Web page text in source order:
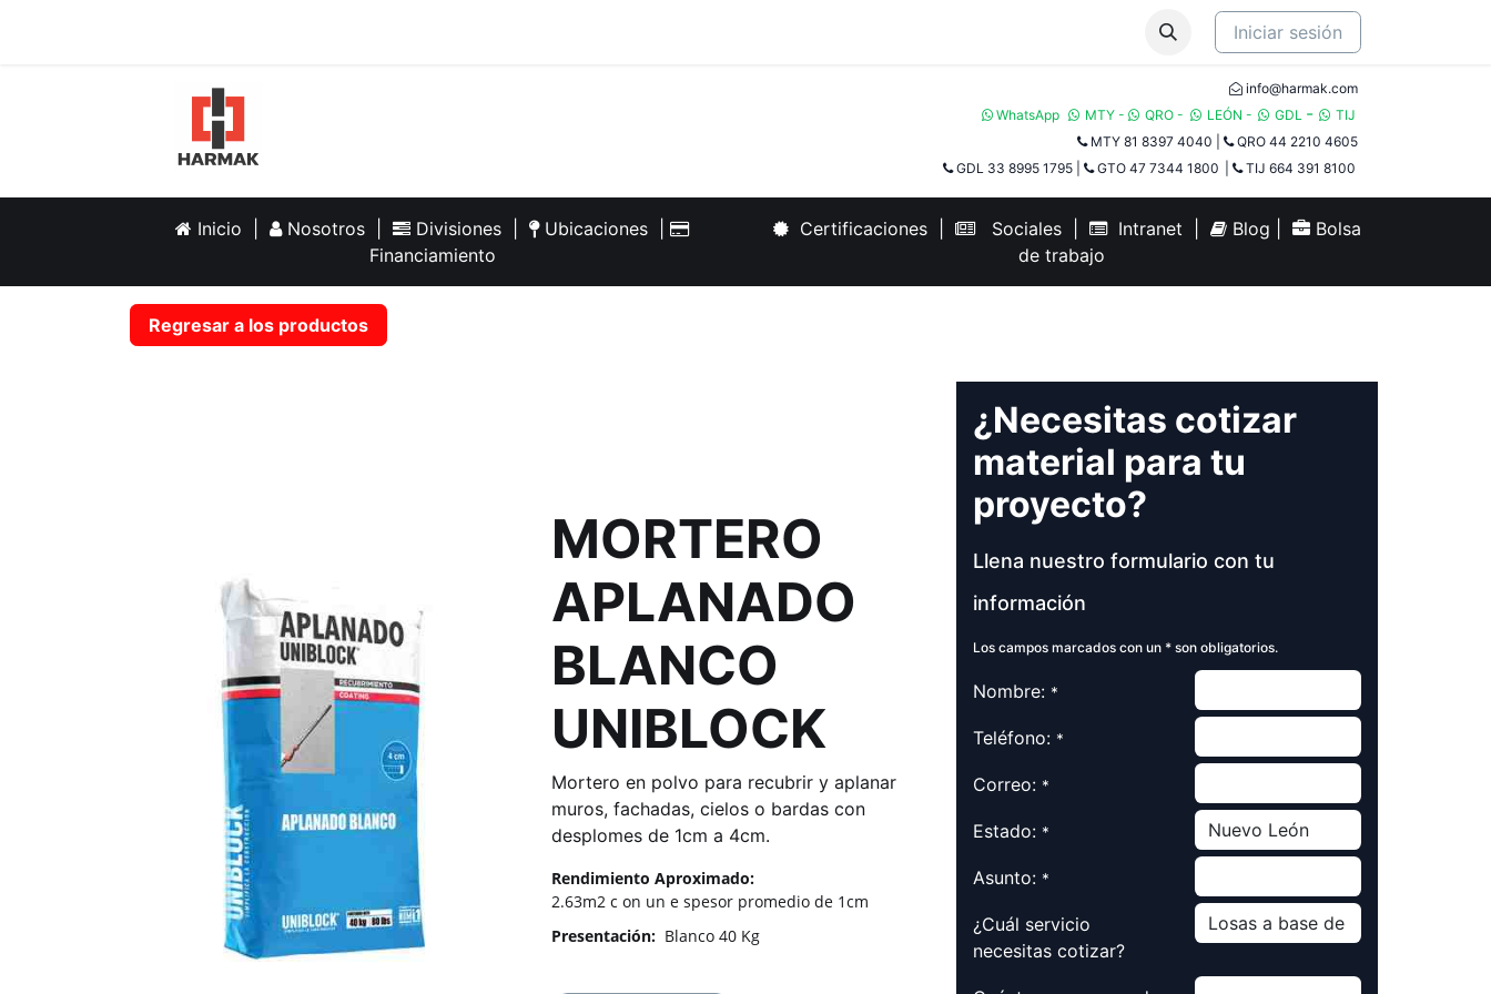
Iniciar sesión
info@harmak.com
WhatsApp
MTY - QRO - LEÓN - GDL -
TIJ​
MTY 81 8397 4040
QRO 44 2210 4605
GDL 33 8995 1795
GTO 47 7344 1800 TIJ 664 391 8100
Inicio Nosotros Divisiones Ubicaciones
Financiamiento
Certificaciones Sociales Intranet Blog
Bolsa
de trabajo
Regresar a los productos
MORTERO
APLANADO
BLANCO
UNIBLOCK
Mortero en polvo para recubrir y aplanar
muros, fachadas, cielos o bardas con
desplomes de 1cm a 4cm.
Rendimiento Aproximado:
2.63m2 c on un e spesor promedio de 1cm
Presentación: Blanco 40 Kg
¿Necesitas cotizar
material para tu
proyecto?
Llena nuestro formulario con tu
información
Los campos marcados con un * son obligatorios.
Nombre: *
Teléfono: *
Correo: *
Estado: *
Asunto: *
¿Cuál servicio
necesitas cotizar?